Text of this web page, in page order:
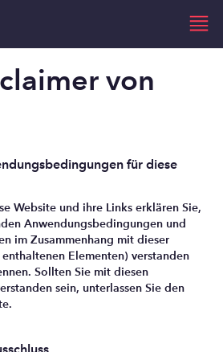
von
für diese
Website und ihre Links erklären Sie,
Anwendungsbedingungen und
im Zusammenhang mit dieser
Elementen) verstanden
Sollten Sie mit diesen
sein, unterlassen Sie den